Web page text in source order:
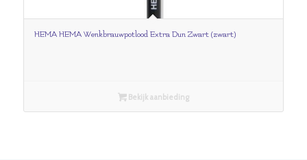
HEMA HEMA Wenkbrauwpotlood Extra Dun Zwart (zwart)
Bekijk aanbieding